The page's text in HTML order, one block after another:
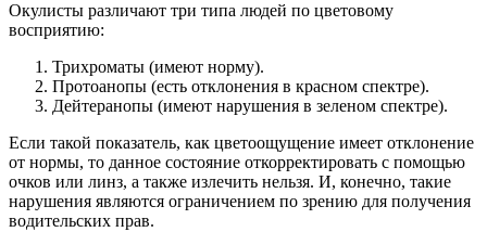
Окулисты различают три типа людей по цветовому
восприятию:
Трихроматы (имеют норму).
Протоанопы (есть отклонения в красном спектре).
Дейтеранопы (имеют нарушения в зеленом спектре).
Если такой показатель, как цветоощущение имеет отклонение
от нормы, то данное состояние откорректировать с помощью
очков или линз, а также излечить нельзя. И, конечно, такие
нарушения являются ограничением по зрению для получения
водительских прав.